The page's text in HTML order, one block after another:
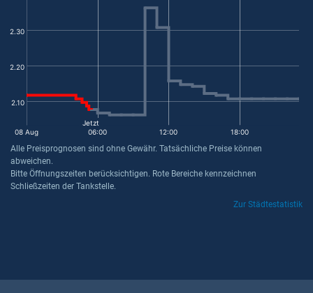
2.10
2.20
2.30
08 Aug 06:00 12:00 18:00
Jetzt
Alle Preisprognosen sind ohne Gewähr. Tatsächliche Preise können
abweichen.
Bitte Öffnungszeiten berücksichtigen. Rote Bereiche kennzeichnen
Schließzeiten der Tankstelle.
Zur Städtestatistik